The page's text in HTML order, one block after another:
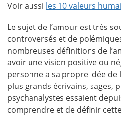
Voir aussi les 10 valeurs
Le sujet de l’amour est très
controversés et de
nombreuses définitions de
avoir une vision positive ou
personne a sa propre idée
plus grands écrivains, sages,
psychanalystes essaient
comprendre et de définir